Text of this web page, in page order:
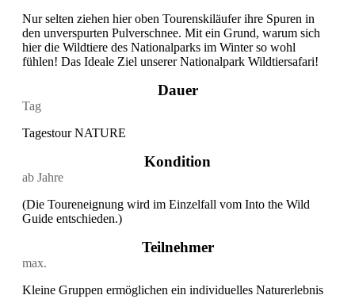
Nur selten ziehen hier oben Tourenskiläufer ihre Spuren in
den unverspurten Pulverschnee. Mit ein Grund, warum sich
hier die Wildtiere des Nationalparks im Winter so wohl
fühlen! Das Ideale Ziel unserer Nationalpark Wildtiersafari!
Dauer
Tag
Tagestour NATURE
Kondition
ab Jahre
(Die Toureneignung wird im Einzelfall vom Into the Wild
Guide entschieden.)
Teilnehmer
max.
Kleine Gruppen ermöglichen ein individuelles Naturerlebnis